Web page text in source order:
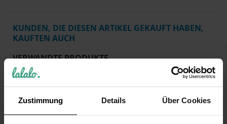
Zustimmung Details Über Cookies
KUNDEN, DIE DIESEN ARTIKEL GEKAUFT HABEN,
KAUFTEN AUCH
VERWANDTE PRODUKTE